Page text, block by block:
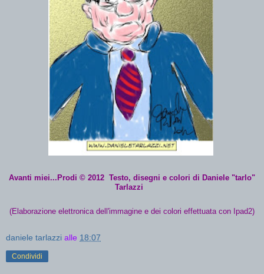
Avanti miei...Prodi © 2012 Testo, disegni e colori di Daniele "tarlo"
Tarlazzi
(Elaborazione elettronica dell'immagine e dei colori effettuata con Ipad2)
daniele tarlazzi alle 18:07
Condividi